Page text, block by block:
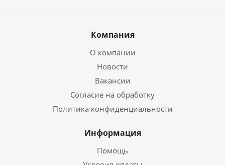
Компания
О компании
Новости
Вакансии
Согласие на обработку
Политика конфиденциальности
Информация
Помощь